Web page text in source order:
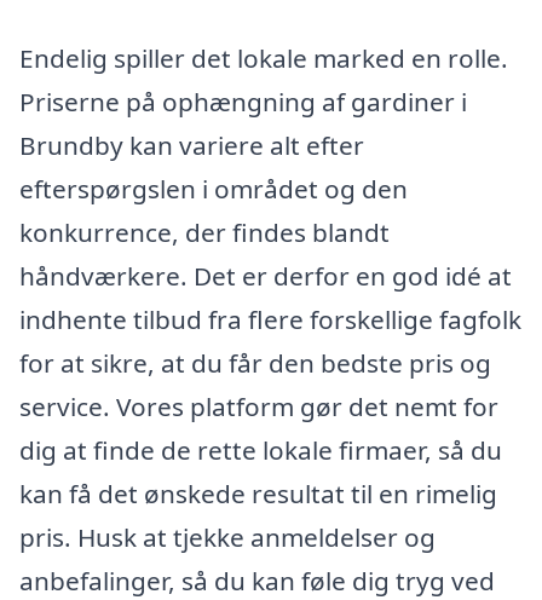
Endelig spiller det lokale marked en rolle.
Priserne på ophængning af gardiner i
Brundby kan variere alt efter
efterspørgslen i området og den
konkurrence, der findes blandt
håndværkere. Det er derfor en god idé at
indhente tilbud fra flere forskellige fagfolk
for at sikre, at du får den bedste pris og
service. Vores platform gør det nemt for
dig at finde de rette lokale firmaer, så du
kan få det ønskede resultat til en rimelig
pris. Husk at tjekke anmeldelser og
anbefalinger, så du kan føle dig tryg ved